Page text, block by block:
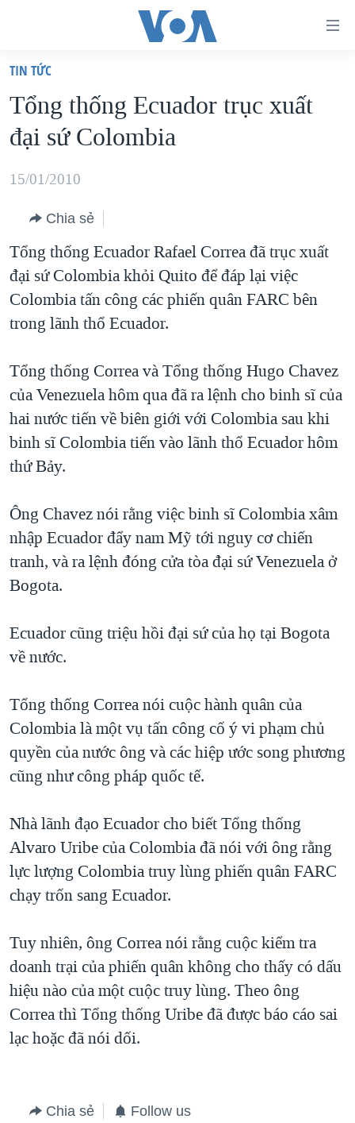
truy
cập
Tới
dung
chính
điều
hướng
chính
Đi
"Tìm"
VIỆT NAM
HOA KỲ
BIỂN ĐÔNG
BLOG
DIỄN ĐÀN
MỤC
TỰ DO BÁO CHÍ
NGƯỜI VIỆT HẢI NGOẠI
ĐỜI SỐNG
KHOA HỌC
VĂN HOÁ
THỂ THAO
GIÁO DỤC
CHUYÊN ĐỀ
HÀNH TRÌNH BẦU CỬ 2024
MỘT NĂM CHIẾN TRANH TẠI DẢI GAZA
GIẢI MÃ VÀNH ĐAI & CON ĐƯỜNG
NGÀY TỊ NẠN THẾ GIỚI
GROUND ZERO – XƯA VÀ NAY
CHI PHÍ CHIẾN TRANH AFGHANISTAN
CÁC GIÁ TRỊ CỘNG HÒA Ở VIỆT NAM
TRỊNH VĨNH BÌNH VS. CHÍNH PHỦ VIỆT NAM
BÊN KIA QUỐC LỘ: TIẾNG VỌNG TỪ NÔNG THÔN MỸ
QUAN HỆ VIỆT MỸ
VIDEO
NGHE
MẠNG XÃ HỘI
Ngôn ngữ khác
TIN TỨC
Tổng thống Ecuador trục xuất
đại sứ Colombia
15/01/2010
Chia sẻ
Tổng thống Ecuador Rafael Correa đã trục xuất
đại sứ Colombia khỏi Quito để đáp lại việc
Colombia tấn công các phiến quân FARC bên
trong lãnh thổ Ecuador.
Tổng thống Correa và Tổng thống Hugo Chavez
của Venezuela hôm qua đã ra lệnh cho binh sĩ của
hai nước tiến về biên giới với Colombia sau khi
binh sĩ Colombia tiến vào lãnh thổ Ecuador hôm
thứ Bảy.
Ông Chavez nói rằng việc binh sĩ Colombia xâm
nhập Ecuador đẩy nam Mỹ tới nguy cơ chiến
tranh, và ra lệnh đóng cửa tòa đại sứ Venezuela ở
Bogota.
Ecuador cũng triệu hồi đại sứ của họ tại Bogota
về nước.
Tổng thống Correa nói cuộc hành quân của
Colombia là một vụ tấn công cố ý vi phạm chủ
quyền của nước ông và các hiệp ước song phương
cũng như công pháp quốc tế.
Nhà lãnh đạo Ecuador cho biết Tổng thống
Alvaro Uribe của Colombia đã nói với ông rằng
lực lượng Colombia truy lùng phiến quân FARC
chạy trốn sang Ecuador.
Tuy nhiên, ông Correa nói rằng cuộc kiểm tra
doanh trại của phiến quân không cho thấy có dấu
hiệu nào của một cuộc truy lùng. Theo ông
Correa thì Tổng thống Uribe đã được báo cáo sai
lạc hoặc đã nói dối.
Chia sẻ Follow us